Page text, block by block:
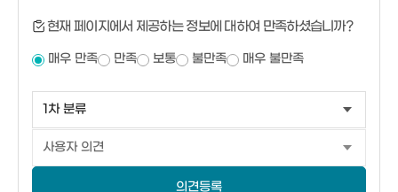
현재 페이지에서 제공하는 정보에 대하여 만족하셨습니까?
매우 만족 만족 보통 불만족 매우 불만족
의견등록